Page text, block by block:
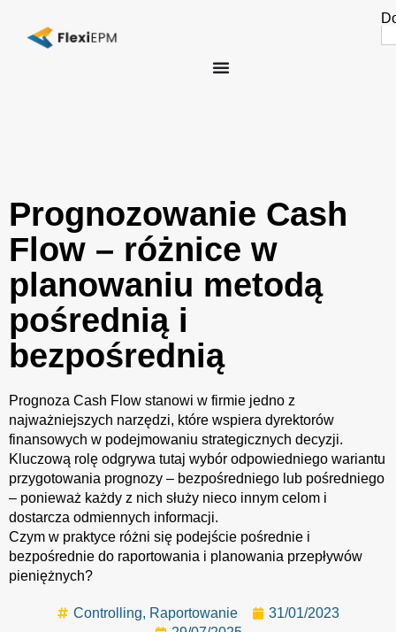
Prognozowanie Cash
Flow – różnice w
planowaniu metodą
pośrednią i
bezpośrednią
Prognoza Cash Flow stanowi w firmie jedno z
najważniejszych narzędzi, które wspiera dyrektorów
finansowych w podejmowaniu strategicznych decyzji.
Kluczową rolę odgrywa tutaj wybór odpowiedniego wariantu
przygotowania prognozy – bezpośredniego lub pośredniego
– ponieważ każdy z nich służy nieco innym celom i
dostarcza odmiennych informacji.
Czym w praktyce różni się podejście pośrednie i
bezpośrednie do raportowania i planowania przepływów
pieniężnych?
Controlling, Raportowanie
31/01/2023